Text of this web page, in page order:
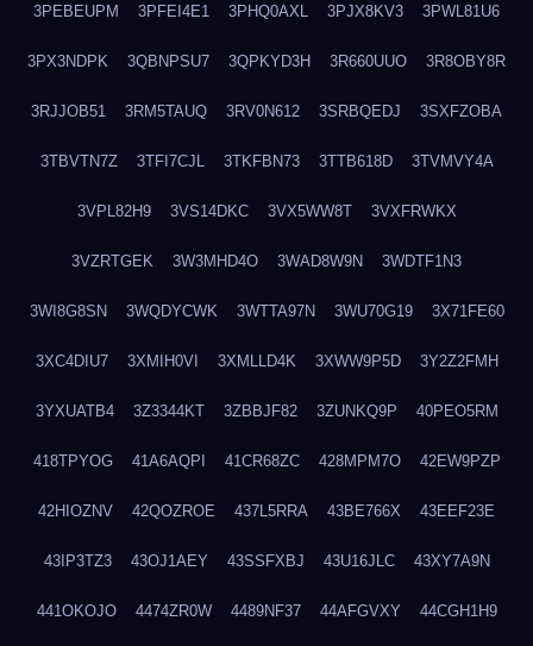
3PEBEUPM 3PFEI4E1 3PHQ0AXL 3PJX8KV3 3PWL81U6
3PX3NDPK 3QBNPSU7 3QPKYD3H 3R660UUO 3R8OBY8R
3RJJOB51 3RM5TAUQ 3RV0N612 3SRBQEDJ 3SXFZOBA
3TBVTN7Z 3TFI7CJL 3TKFBN73 3TTB618D 3TVMVY4A
3VPL82H9 3VS14DKC 3VX5WW8T 3VXFRWKX
3VZRTGEK 3W3MHD4O 3WAD8W9N 3WDTF1N3
3WI8G8SN 3WQDYCWK 3WTTA97N 3WU70G19 3X71FE60
3XC4DIU7 3XMIH0VI 3XMLLD4K 3XWW9P5D 3Y2Z2FMH
3YXUATB4 3Z3344KT 3ZBBJF82 3ZUNKQ9P 40PEO5RM
418TPYOG 41A6AQPI 41CR68ZC 428MPM7O 42EW9PZP
42HIOZNV 42QOZROE 437L5RRA 43BE766X 43EEF23E
43IP3TZ3 43OJ1AEY 43SSFXBJ 43U16JLC 43XY7A9N
441OKOJO 4474ZR0W 4489NF37 44AFGVXY 44CGH1H9